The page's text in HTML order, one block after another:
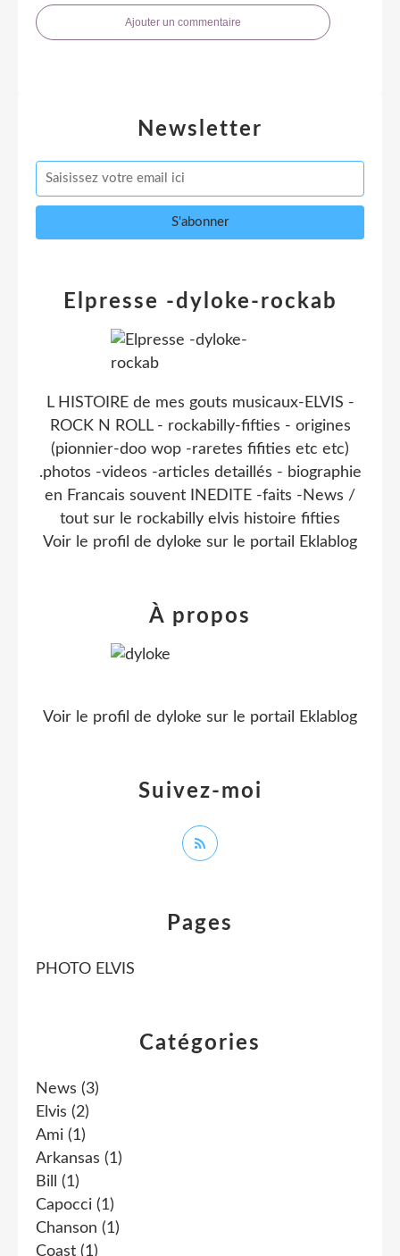
Ajouter un commentaire
Newsletter
Catégories
News (3)
Elvis (2)
Ami (1)
Arkansas (1)
Bill
(1)
Capocci (1)
Chanson (1)
Coast (1)
Pages
PHOTO ELVIS
Elpresse -dyloke-rockab
L HISTOIRE de mes gouts musicaux-ELVIS -
ROCK N ROLL - rockabilly-fifties - origines
(pionnier-doo wop -raretes fifities etc etc)
.photos -videos -articles detaillés - biographie
en Francais souvent INEDITE -faits -News /
tout sur le rockabilly elvis histoire fifties
Voir le profil de dyloke sur le portail Eklablog
Suivez-moi
À propos
Voir le profil de dyloke sur le portail Eklablog